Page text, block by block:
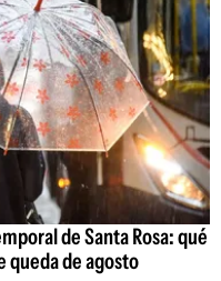
de Santa Rosa: qué
queda de agosto